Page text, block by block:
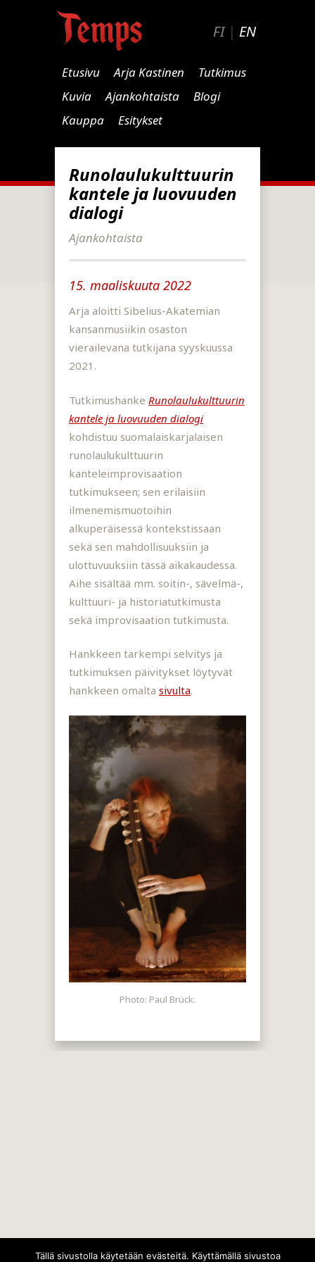
FI| EN
Etusivu Arja Kastinen
Tutkimus
Kuvia
Ajankohtaista
Blogi
Kauppa
Esitykset
Runolaulukulttuurin
kantele ja luovuuden
dialogi
Ajankohtaista
15. maaliskuuta 2022
Arja aloitti Sibelius-Akatemian
kansanmusiikin osaston
vierailevana tutkijana syyskuussa
2021.
Tutkimushanke Runolaulukulttuurin
kantele ja luovuuden dialogi
kohdistuu suomalaiskarjalaisen
runolaulukulttuurin
kanteleimprovisaation
tutkimukseen; sen erilaisiin
ilmenemismuotoihin
alkuperäisessä kontekstissaan
sekä sen mahdollisuuksiin ja
ulottuvuuksiin tässä aikakaudessa.
Aihe sisältää mm. soitin-, sävelmä-,
kulttuuri- ja historiatutkimusta
sekä improvisaation tutkimusta.
Hankkeen tarkempi selvitys ja
tutkimuksen päivitykset löytyvät
hankkeen omalta sivulta.
Photo: Paul Brück.
Tällä sivustolla käytetään evästeitä. Käyttämällä sivustoa